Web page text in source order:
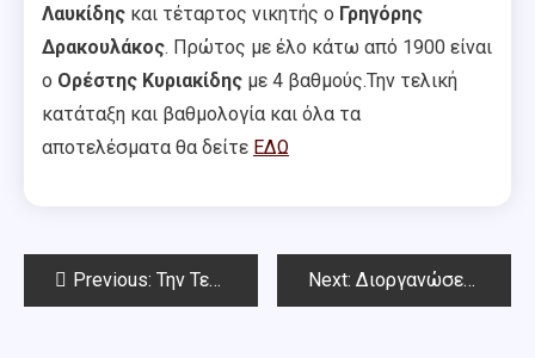
Λαυκίδης και τέταρτος νικητής ο Γρηγόρης
Δρακουλάκος. Πρώτος με έλο κάτω από 1900 είναι
ο Ορέστης Κυριακίδης με 4 βαθμούς.Την τελική
κατάταξη και βαθμολογία και όλα τα
αποτελέσματα θα δείτε ΕΔΩ
PostPrevious: Την Τετάρτη 4 Ιανουαρίου το Πρωτοχρονιάτικο Rapid Chess Square 2023 Next: Διοργανώσεις Ιανουαρίου 2023